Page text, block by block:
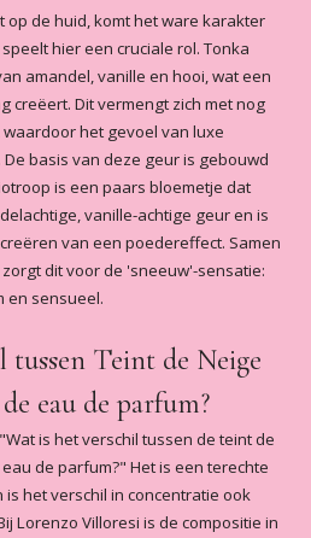
😊 tevreden oooh en
van de
Dat is de enige
verpakt en als
Mijn kerst
Dankuwel🥰
winterse
lang blijft hangen,
herfst/winter. De
helemaal: poederig,
maar ook 'schoon,
op de huid, komt het ware karakter
hier een cruciale rol. Tonka
amandel, vanille en hooi, wat een
creëert. Dit vermengt zich met nog
het gevoel van luxe
basis van deze geur is gebouwd
is een paars bloemetje dat
vanille-achtige geur en is
van een poedereffect. Samen
dit voor de 'sneeuw'-sensatie:
en sensueel.
tussen Teint de Neige
eau de parfum?
is het verschil tussen de teint de
de parfum?" Het is een terechte
het verschil in concentratie ook
Lorenzo Villoresi is de compositie in